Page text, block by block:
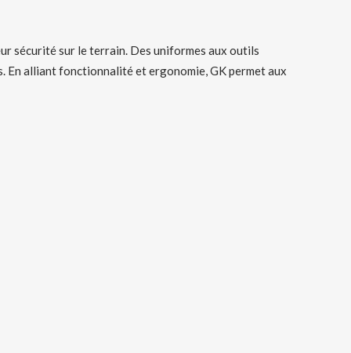
sécurité sur le terrain. Des uniformes aux outils
En alliant fonctionnalité et ergonomie, GK permet aux